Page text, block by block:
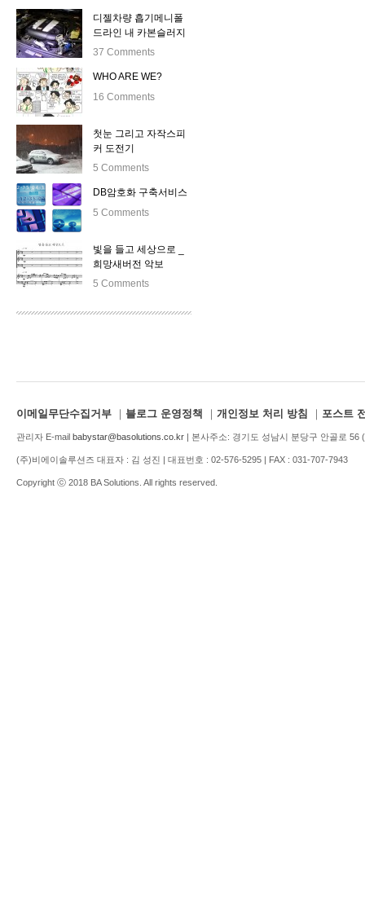
디젤차량 흡기메니폴
드라인 내 카본슬러지
자동클리닝 시스템 출
37 Comments
WHO ARE WE?
16 Comments
첫눈 그리고 자작스피
커 도전기
5 Comments
DB암호화 구축서비스
5 Comments
빛을 들고 세상으로 _
희망새버전 악보
5 Comments
이메일무단수집거부 ｜ 블로그 운영정책 ｜ 개인정보 처리 방침 ｜ 포스트
관리자 E-mail babystar@basolutions.co.kr | 본사주소: 경기도 성남시 분당구 안골로 56
(주)비에이솔루션즈 대표자 : 김 성진 | 대표번호 : 02-576-5295 | FAX : 031-707-7943
Copyright ⓒ 2018 BA Solutions. All rights reserved.